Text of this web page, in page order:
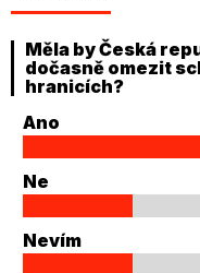
Měla by Česká
dočasně omezit
hranicích?
Ano
Ne
Nevím